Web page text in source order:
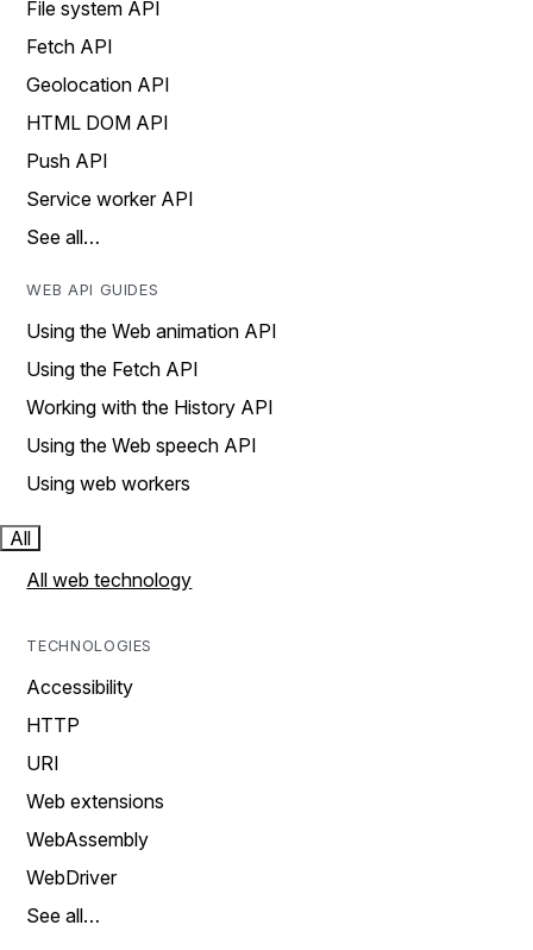
File system API
Fetch API
Geolocation API
HTML DOM API
Push API
Service worker API
See all…
WEB API GUIDES
Using the Web animation API
Using the Fetch API
Working with the History API
Using the Web speech API
Using web workers
All
All web technology
TECHNOLOGIES
Accessibility
HTTP
URI
Web extensions
WebAssembly
WebDriver
See all…